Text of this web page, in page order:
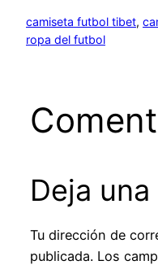
camiseta futbol tibet,
ropa del futbol
Deja
Tu dirección de
publicada. Los